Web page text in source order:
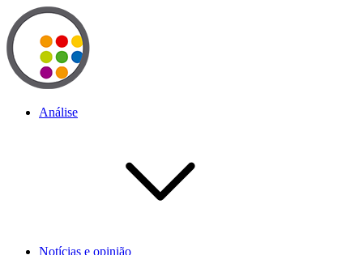
Análise
Notícias e opinião